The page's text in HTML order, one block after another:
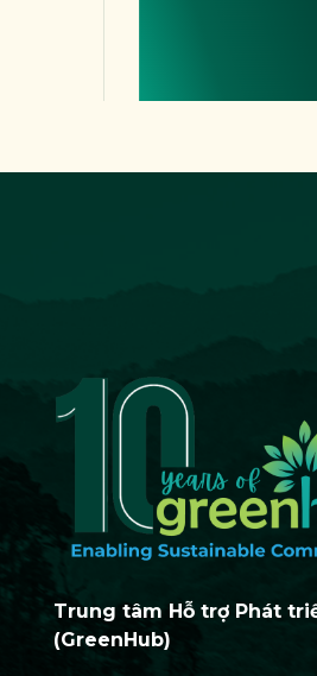
Trung tâm Hỗ trợ Phát
(GreenHub)